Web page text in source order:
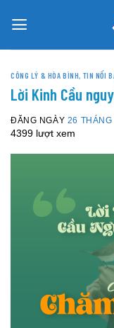
CÔNG LÝ & HÒA BÌNH, TIN NỔI
Lời Kinh Cầu
ĐĂNG NGÀY 26
4399 lượt xem